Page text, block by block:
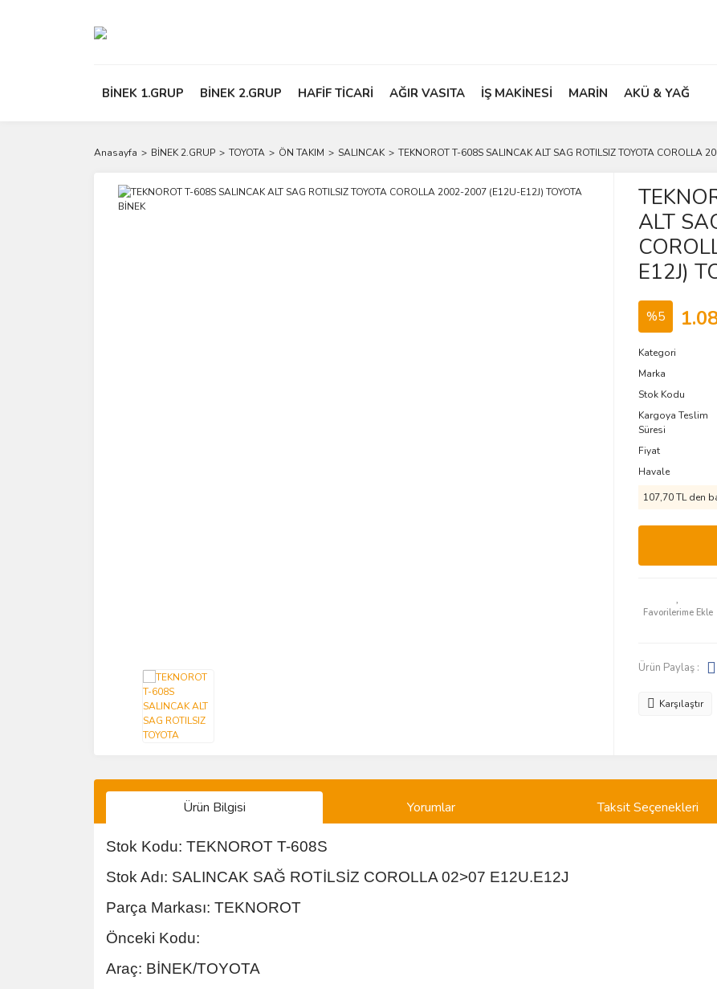
BİNEK 1.GRUP BİNEK 2.GRUP HAFİF TİCARİ AĞIR VASITA İŞ MAKİNESİ MARİN AKÜ & YAĞ
Anasayfa BİNEK 2.GRUP TOYOTA ÖN TAKIM SALINCAK TEKNOROT T-608S SALINCAK ALT SAG ROTILSIZ TOYOTA COROLLA
ALT
E12J)
%5
Kategori
Marka
Stok Kodu
Kargoya Teslim
Süresi
Fiyat
Havale
107,70 TL den
Ürün Paylaş :
Karşılaştır
Ürün Bilgisi Yorumlar Taksit Seçenekleri
Stok Kodu: TEKNOROT T-608S
Stok Adı: SALINCAK SAĞ ROTİLSİZ COROLLA 02>07 E12U.E12J
Parça Markası: TEKNOROT
Önceki Kodu:
Araç: BİNEK/TOYOTA